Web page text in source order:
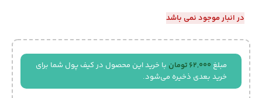
در انبار موجود نمی باشد
مبلغ 62,000 تومان با خرید این محصول در کیف پول شما برای
خرید بعدی ذخیره می‌شود.